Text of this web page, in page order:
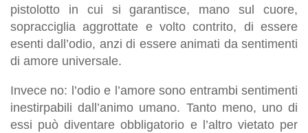
pistolotto in cui si garantisce, mano sul cuore,
sopracciglia aggrottate e volto contrito, di essere
esenti dall’odio, anzi di essere animati da sentimenti
di amore universale.
Invece no: l’odio e l’amore sono entrambi sentimenti
inestirpabili dall’animo umano. Tanto meno, uno di
essi può diventare obbligatorio e l’altro vietato per